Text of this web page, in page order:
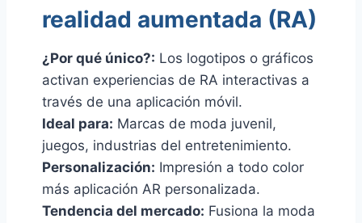
realidad aumentada (RA)
¿Por qué único?: Los logotipos o gráficos
activan experiencias de RA interactivas a
través de una aplicación móvil.
Ideal para: Marcas de moda juvenil,
juegos, industrias del entretenimiento.
Personalización: Impresión a todo color
más aplicación AR personalizada.
Tendencia del mercado: Fusiona la moda